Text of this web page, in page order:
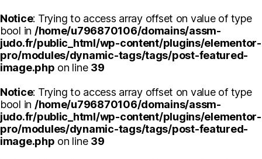
Notice: Trying to access array offset on value of type
bool in /home/u796870106/domains/assm-
judo.fr/public_html/wp-content/plugins/elementor-
pro/modules/dynamic-tags/tags/post-featured-
image.php on line 39
Notice: Trying to access array offset on value of type
bool in /home/u796870106/domains/assm-
judo.fr/public_html/wp-content/plugins/elementor-
pro/modules/dynamic-tags/tags/post-featured-
image.php on line 39